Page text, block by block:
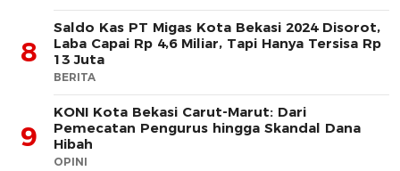
8
Saldo Kas PT Migas Kota Bekasi 2024 Disorot,
Laba Capai Rp 4,6 Miliar, Tapi Hanya Tersisa Rp
13 Juta
BERITA
9
KONI Kota Bekasi Carut-Marut: Dari
Pemecatan Pengurus hingga Skandal Dana
Hibah
OPINI